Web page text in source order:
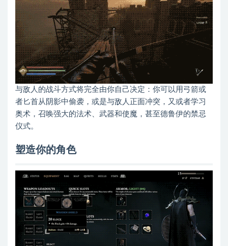
与敌人的战斗方式将完全由你自己决定：你可以用弓箭或
者匕首从阴影中偷袭，或是与敌人正面冲突，又或者学习
奥术，召唤强大的法术、武器和使魔，甚至德鲁伊的禁忌
仪式。
塑造你的角色